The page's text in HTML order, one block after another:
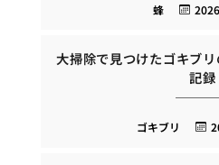
蜂
大掃除で見つけたゴキブ
記録
ゴキブリ